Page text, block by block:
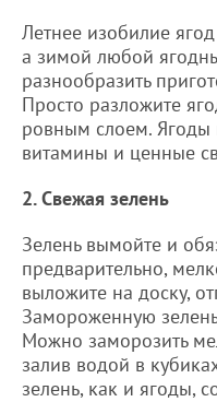
Летнее изобилие
а зимой любой
разнообразить
Просто разложите
ровным слоем. Ягоды
витамины и ценные
2. Свежая зелень
Зелень вымойте и
предварительно,
выложите на доску,
Замороженную
Можно заморозить
залив водой в
зелень, как и ягоды,